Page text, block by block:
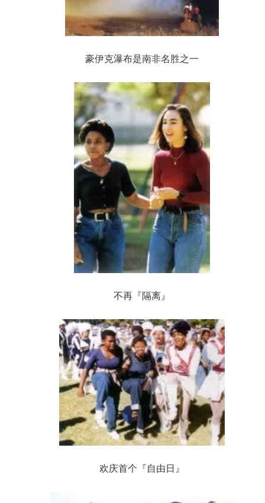
豪伊克瀑布是南非名胜之一
不再『隔离』
欢庆首个『自由日』